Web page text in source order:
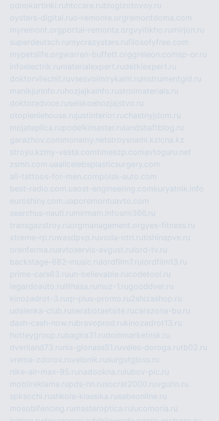
odnokartinki.ru htccare.rublogizotovoy.ru
oysters-digital.ruo-remonte.org remontdoma.com
myremont.org portal-remonta.orgvyitikho.ru mirjon.ru
superdeutsch.ru mycrazystars.rufilosofyfree.com
mypetslife.orgwarren-buffett.orggreleon.comsp-or.ru
infoelectrik.ru materialexpert.rudetkiexpert.ru
doktorvilechit.ruvsesvoimirykami.ru instrumentgid.ru
manikjurinfo.ru hozjajkainfo.rustroimaterials.ru
doktoradvice.ruselskoehozjajstvo.ru
otopleniehouse.ru justinterior.ruchastnyjdom.ru
mojateplica.rupodelkimaster.ru landshaftblog.ru
garazhov.com monamy.netstroysnami.kz lcna.kz
stroyu.kz my-vesta.com timeszp.comavtoguru.net
zsmh.com.uaallcelebsplasticsurgery.com
all-tattoos-for-men.com poisk-auto.com
best-radio.com.uaost-engineering.com kuryatnik.info
euroshiny.com.ua poremontuavto.com
searchus-nauti.ru mirmam.infosmi366.ru
transgazstroy.ruorgmanagement.orgyes-fitness.ru
xtreme-rp.ruwasdpvp.ruvoda-otri.rutishinapve.ru
orenferma.ruavtoservis-avgust.ru lord-tv.ru
backstage-682-music.ru lordfilm7.ru lordfilm13.ru
prime-cars63.ruun-believable.rucodetool.ru
legardoauto.ru lithasa.ru muz-1.rugooddver.ru
kinozadrot-3.ruqr-plus-promo.ru2shizashop.ru
udalenka-club.ru nerabotaetsite.rucarszona-bu.ru
dash-cash-now.rubravoprod.rukinozadrot13.ru
hotteygroup.rubagira31.rudommarketnsk.ru
dveriland73.ru nis-glonass51.ruveles-doroga.rutb02.ru
vrema-zdorov.ruvelonik.rusurgutgloss.ru
nike-air-max-95.ru nadookna.ru lubov-pic.ru
mobilreklama.rupds-nn.rusocrat2000.ruvgurin.ru
spksochi.rushkola-klassika.rusabeonline.ru
mosoblfencing.ru masteroptica.ru lucomoria.ru